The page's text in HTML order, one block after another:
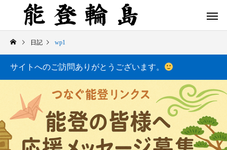
日記 wp1
サイトへのご訪問ありがとうございます。